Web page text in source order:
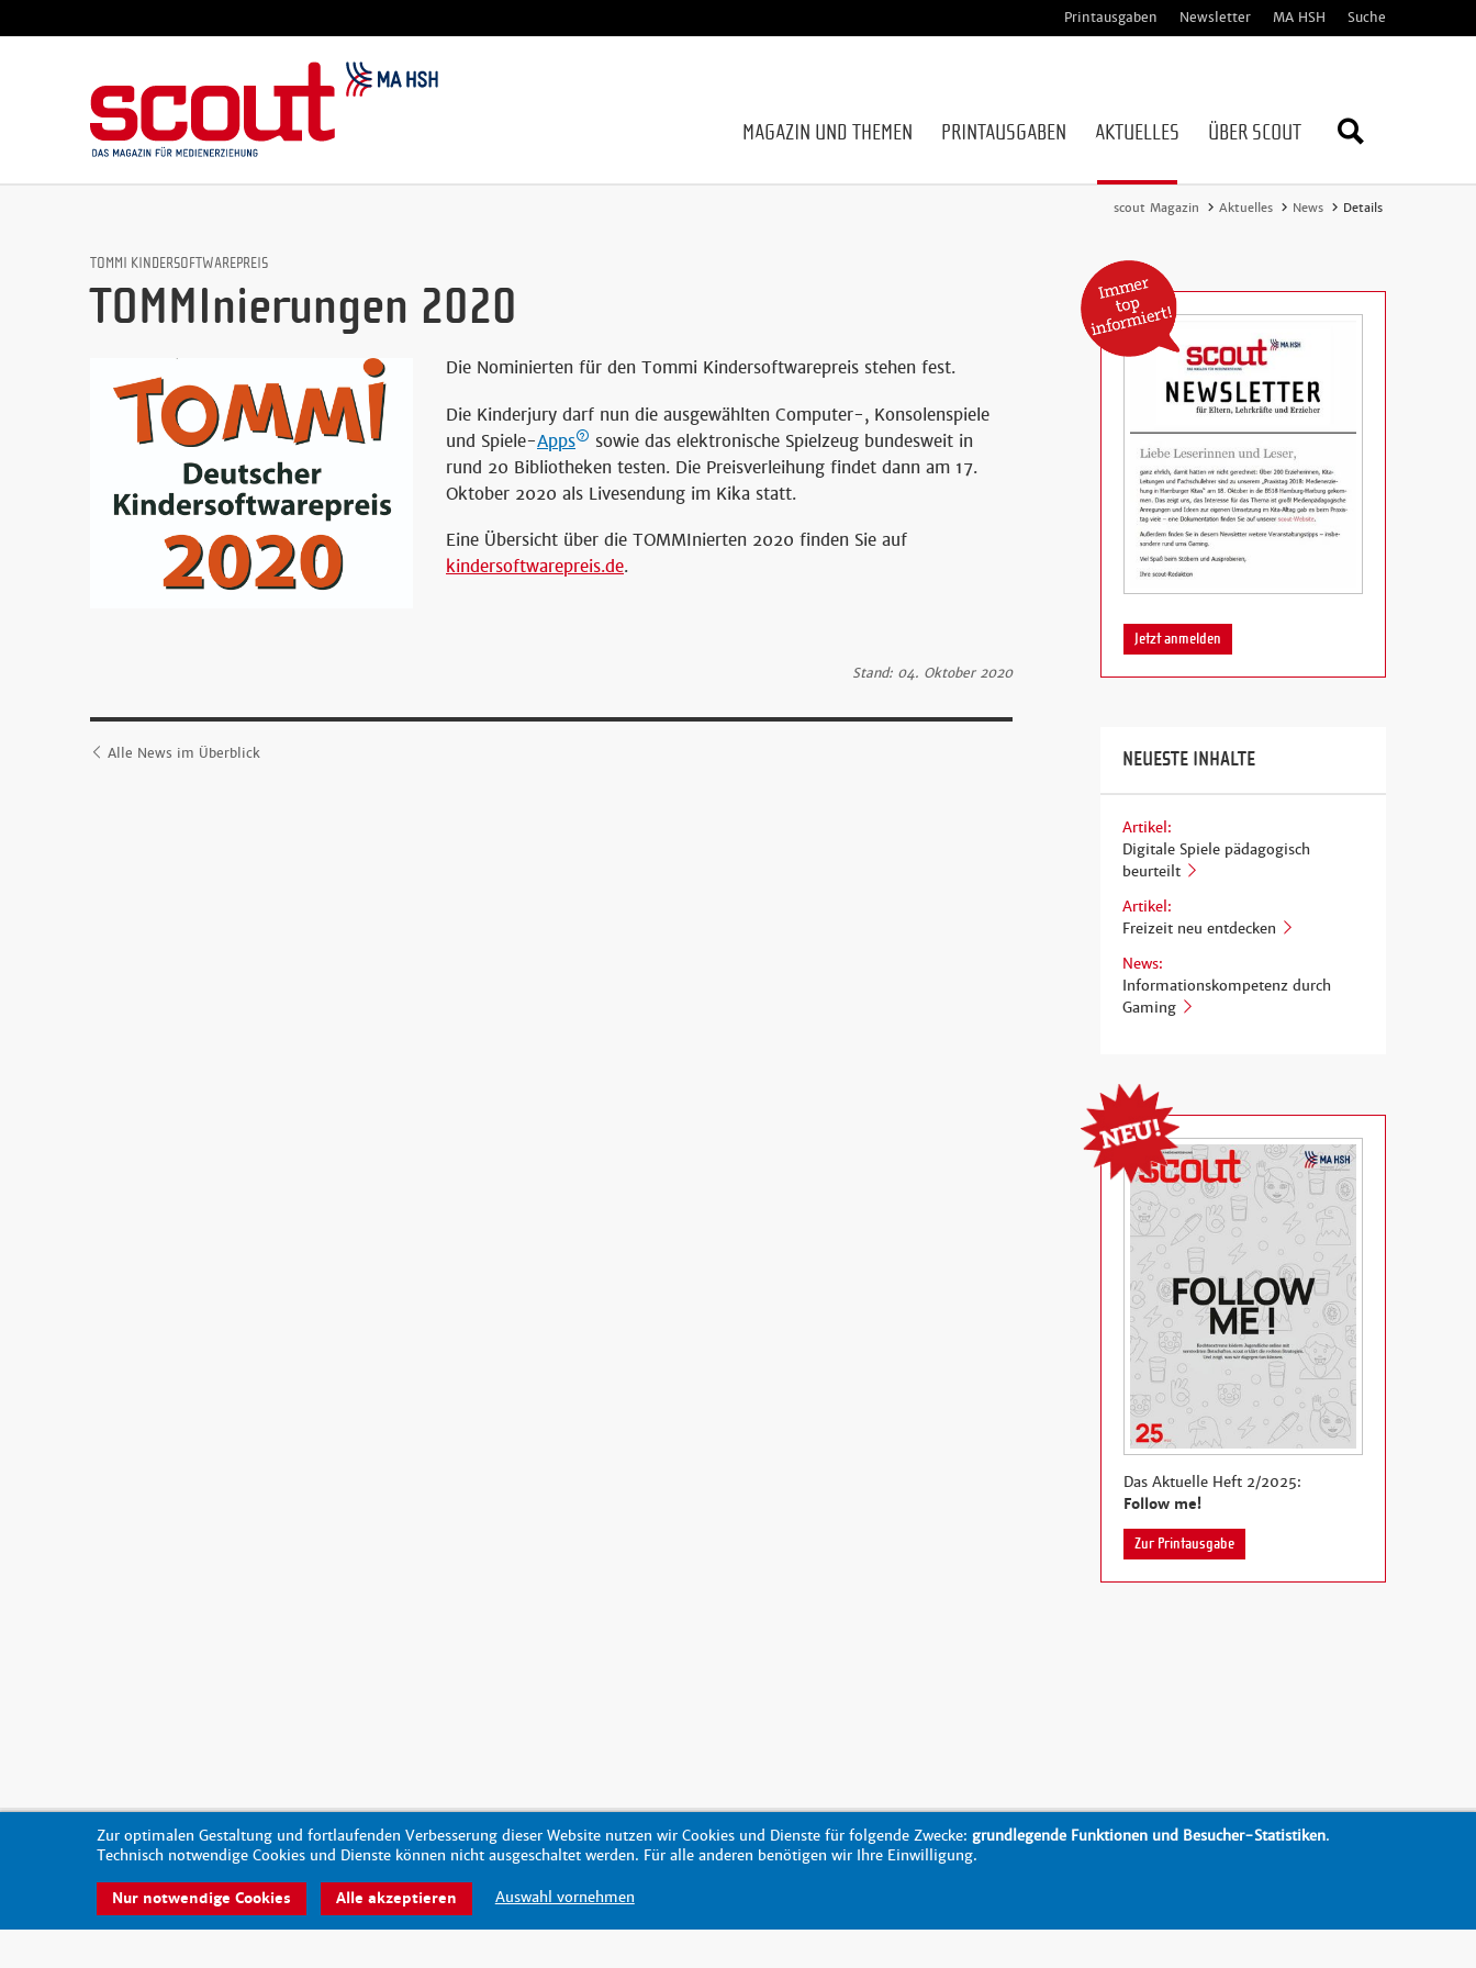
Printausgaben Newsletter MA HSH Suche
MAGAZIN UND THEMEN PRINTAUSGABEN AKTUELLES ÜBER SCOUT
Webseite
scout Magazin Aktuelles News Details
TOMMI KINDERSOFTWAREPREIS
TOMMInierungen 2020
Die Nominierten für den Tommi Kindersoftwarepreis stehen fest.
Die Kinderjury darf nun die ausgewählten Computer-, Konsolenspiele
und Spiele-Apps
sowie das elektronische Spielzeug bundesweit in
rund 20 Bibliotheken testen. Die Preisverleihung findet dann am 17.
Oktober 2020 als Livesendung im Kika statt.
Eine Übersicht über die TOMMInierten 2020 finden Sie auf
kindersoftwarepreis.de.
Stand: 04. Oktober 2020
Alle News im Überblick
Jetzt anmelden
NEUESTE INHALTE
Artikel:
Digitale Spiele pädagogisch
beurteilt
Artikel:
Freizeit neu entdecken
News:
Informationskompetenz durch
Gaming
Das Aktuelle Heft 2/2025:
Follow me!
Zur Printausgabe
Barrierefreiheit Datenschutz Impressum Kontakt
© 2026 - scout-magazin.de made by pixlscript
Zur optimalen Gestaltung und fortlaufenden Verbesserung dieser Website nutzen wir Cookies und Dienste für folgende Zwecke:grundlegende Funktionen und Besucher-Statistiken.
Technisch notwendige Cookies und Dienste können nicht ausgeschaltet werden. Für alle anderen benötigen wir Ihre Einwilligung.
Auswahl vornehmen
Nur notwendige Cookies Alle akzeptieren